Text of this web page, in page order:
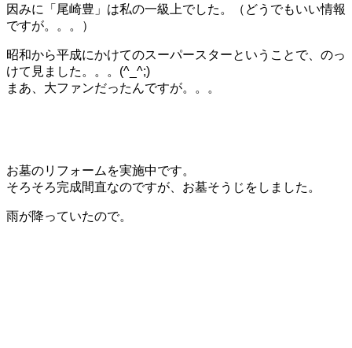
因みに「尾崎豊」は私の一級上でした。（どうでもいい情報
ですが。。。）
昭和から平成にかけてのスーパースターということで、のっ
けて見ました。。。(^_^;)
まあ、大ファンだったんですが。。。
お墓のリフォームを実施中です。
そろそろ完成間直なのですが、お墓そうじをしました。
雨が降っていたので。